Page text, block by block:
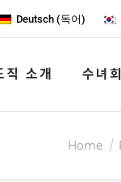
Deutsch(독어)
직 소개 수녀
You are
Home